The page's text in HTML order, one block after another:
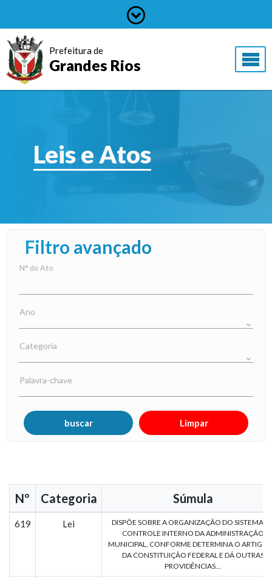
Prefeitura de
Grandes Rios
Leis e Atos
Filtro avançado
N° do Ato
Ano
Categoria
Palavra-chave
Nº Categoria Súmula
619 Lei
DISPÕE SOBRE A ORGANIZAÇÃO DO SISTEMA
CONTROLE INTERNO DA ADMINISTRAÇÃO
MUNICIPAL, CONFORME DETERMINA O ARTIGO
DA CONSTITUIÇÃO FEDERAL E DÁ OUTRAS
PROVIDÊNCIAS...